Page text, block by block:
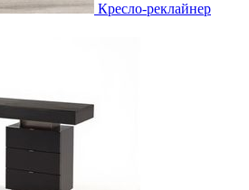
Кресло-реклайнер